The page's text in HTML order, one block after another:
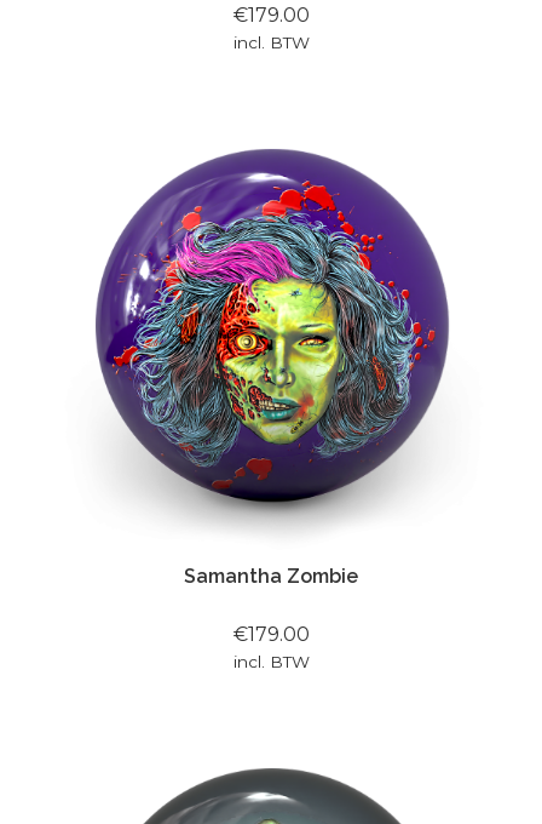
€179.00
incl. BTW
Samantha Zombie
€179.00
incl. BTW